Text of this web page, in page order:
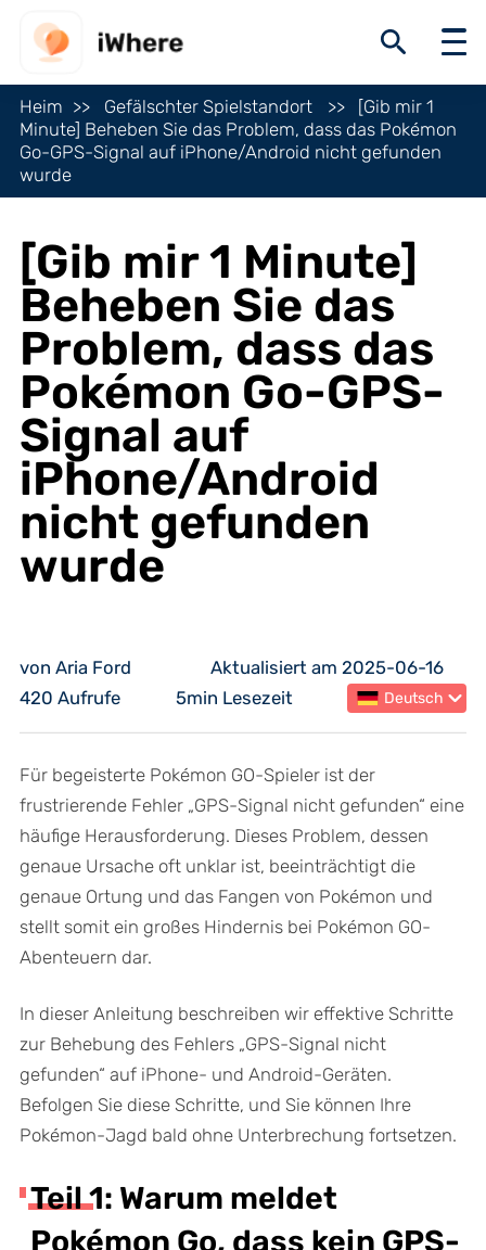
Heim Gefälschter Spielstandort
[Gib mir 1
Minute] Beheben Sie das Problem, dass das Pokémon
Go-GPS-Signal auf iPhone/Android nicht gefunden
wurde
[Gib mir 1 Minute]
Beheben Sie das
Problem, dass das
Pokémon Go-GPS-
Signal auf
iPhone/Android
nicht gefunden
wurde
von Aria Ford
Aktualisiert am 2025-06-16
420 Aufrufe
5min Lesezeit Deutsch
Für begeisterte Pokémon GO-Spieler ist der
frustrierende Fehler „GPS-Signal nicht gefunden“ eine
häufige Herausforderung. Dieses Problem, dessen
genaue Ursache oft unklar ist, beeinträchtigt die
genaue Ortung und das Fangen von Pokémon und
stellt somit ein großes Hindernis bei Pokémon GO-
Abenteuern dar.
In dieser Anleitung beschreiben wir effektive Schritte
zur Behebung des Fehlers „GPS-Signal nicht
gefunden“ auf iPhone- und Android-Geräten.
Befolgen Sie diese Schritte, und Sie können Ihre
Pokémon-Jagd bald ohne Unterbrechung fortsetzen.
Teil 1: Warum meldet
Pokémon Go, dass kein GPS-